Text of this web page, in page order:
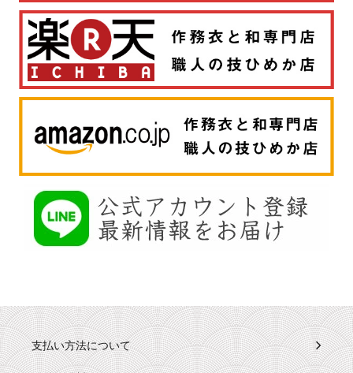
支払い方法について